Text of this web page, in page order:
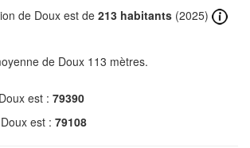
de Doux est de 213 habitants (2025)
de Doux 113 mètres.
est : 79390
est : 79108